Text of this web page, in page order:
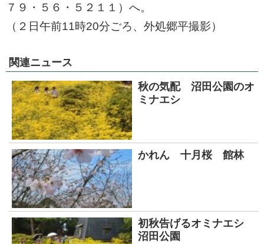
７９・５６・５２１１）へ。
（２日午前11時20分ごろ、外処郷平撮影）
関連ニュース
秋の気配 沼田公園のオ
ミナエシ
かれん 十月桜 館林
初秋告げるオミナエシ
沼田公園